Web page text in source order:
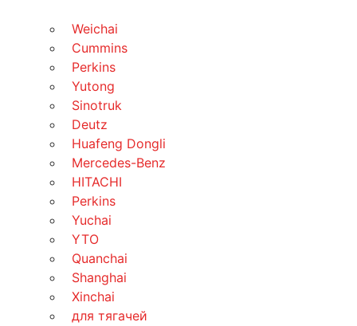
Weichai
Cummins
Perkins
Yutong
Sinotruk
Deutz
Huafeng Dongli
Mercedes-Benz
HITACHI
Perkins
Yuchai
YTO
Quanchai
Shanghai
Xinchai
для тягачей